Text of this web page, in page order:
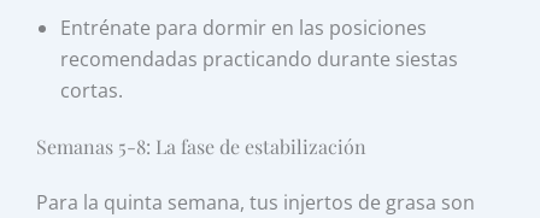
Entrénate para dormir en las posiciones
recomendadas practicando durante siestas
cortas.
Semanas 5-8: La fase de estabilización
Para la quinta semana, tus injertos de grasa son